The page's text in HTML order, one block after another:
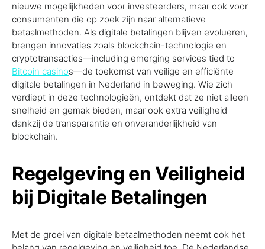
nieuwe mogelijkheden voor investeerders, maar ook voor
consumenten die op zoek zijn naar alternatieve
betaalmethoden. Als digitale betalingen blijven evolueren,
brengen innovaties zoals blockchain-technologie en
cryptotransacties—including emerging services tied to
Bitcoin casinos—de toekomst van veilige en efficiënte
digitale betalingen in Nederland in beweging. Wie zich
verdiept in deze technologieën, ontdekt dat ze niet alleen
snelheid en gemak bieden, maar ook extra veiligheid
dankzij de transparantie en onveranderlijkheid van
blockchain.
Regelgeving en Veiligheid
bij Digitale Betalingen
Met de groei van digitale betaalmethoden neemt ook het